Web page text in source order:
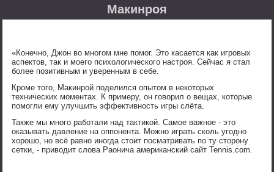
Макинроя
«Конечно, Джон во многом мне помог. Это касается как игровых
аспектов, так и моего психологического настроя. Сейчас я стал
более позитивным и уверенным в себе.
Кроме того, Макинрой поделился опытом в некоторых
технических моментах. К примеру, он говорил о вещах, которые
помогли ему улучшить эффективность игры слёта.
Также мы много работали над тактикой. Самое важное - это
оказывать давление на оппонента. Можно играть сколь угодно
хорошо, но всё равно иногда стоит посматривать по ту сторону
сетки, - приводит слова Раонича американский сайт Tennis.com.